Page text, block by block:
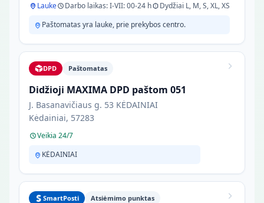
Lauke Darbo laikas: I-VII: 00-24 h
Dydžiai L, M, S, XL, XS
Paštomatas yra lauke, prie prekybos centro.
DPD Paštomatas
Didžioji MAXIMA DPD paštom 051
J. Basanavičiaus g. 53 KĖDAINIAI
Kėdainiai, 57283
Veikia 24/7
KĖDAINIAI
SmartPosti Atsiėmimo punktas